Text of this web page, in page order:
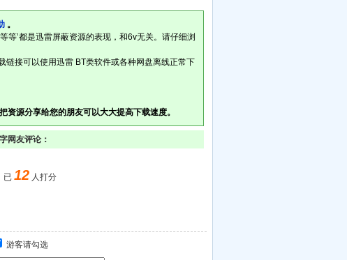
。
等’都是迅雷屏蔽资源的表现，和6v无关。请仔细浏
链接可以使用迅雷 BT类软件或各种网盘离线正常下
源分享给您的朋友可以大大提高下载速度。
网友评论：